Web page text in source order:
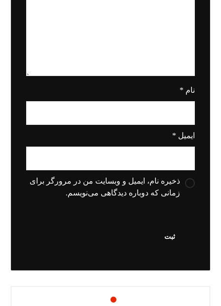
نام *
ایمیل *
ذخیره نام، ایمیل و وبسایت من در مرورگر برای
زمانی که دوباره دیدگاهی می‌نویسم.